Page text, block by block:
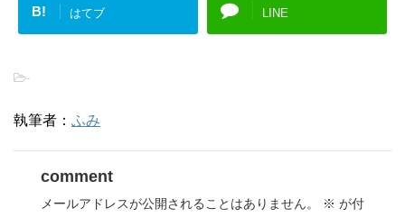
B! はてブ LINE
-
執筆者： ふみ
comment
メールアドレスが公開されることはありません。 ※ が付